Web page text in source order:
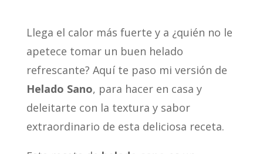
Llega el calor más fuerte y a ¿quién no le
apetece tomar un buen helado
refrescante? Aquí te paso mi versión de
Helado Sano, para hacer en casa y
deleitarte con la textura y sabor
extraordinario de esta deliciosa receta.